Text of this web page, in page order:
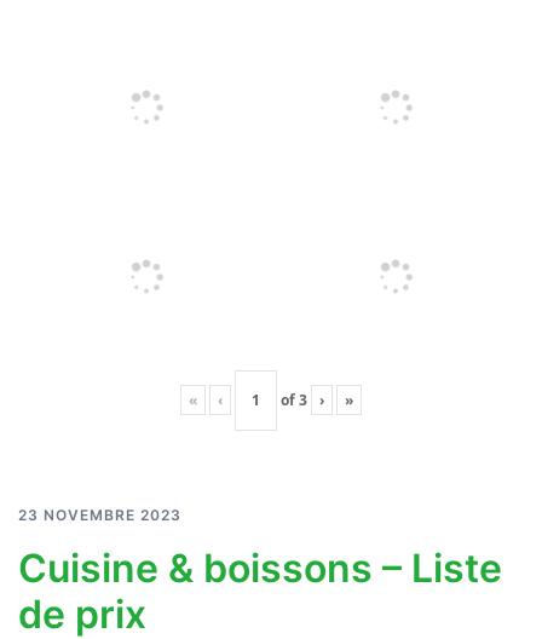
« ‹ of3 › »
23 NOVEMBRE 2023
Cuisine & boissons – Liste
de prix